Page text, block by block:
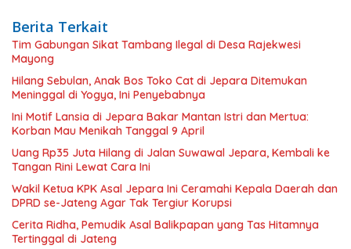
Berita Terkait
Tim Gabungan Sikat Tambang Ilegal di Desa Rajekwesi
Mayong
Hilang Sebulan, Anak Bos Toko Cat di Jepara Ditemukan
Meninggal di Yogya, Ini Penyebabnya
Ini Motif Lansia di Jepara Bakar Mantan Istri dan Mertua:
Korban Mau Menikah Tanggal 9 April
Uang Rp35 Juta Hilang di Jalan Suwawal Jepara, Kembali ke
Tangan Rini Lewat Cara Ini
Wakil Ketua KPK Asal Jepara Ini Ceramahi Kepala Daerah dan
DPRD se-Jateng Agar Tak Tergiur Korupsi
Cerita Ridha, Pemudik Asal Balikpapan yang Tas Hitamnya
Tertinggal di Jateng